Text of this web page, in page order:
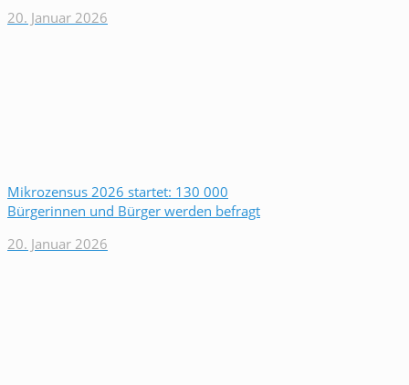
20. Januar 2026
Mikrozensus 2026 startet: 130 000
Bürgerinnen und Bürger werden befragt
20. Januar 2026